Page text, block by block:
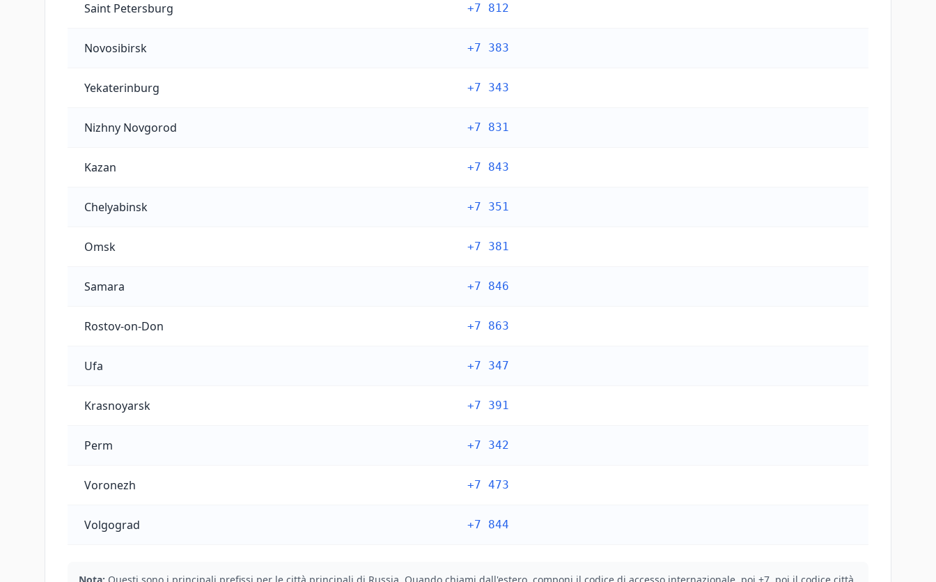
Saint Petersburg +7 812
Novosibirsk +7 383
Yekaterinburg +7 343
Nizhny Novgorod +7 831
Kazan +7 843
Chelyabinsk +7 351
Omsk +7 381
Samara +7 846
Rostov-on-Don +7 863
Ufa +7 347
Krasnoyarsk +7 391
Perm +7 342
Voronezh +7 473
Volgograd +7 844